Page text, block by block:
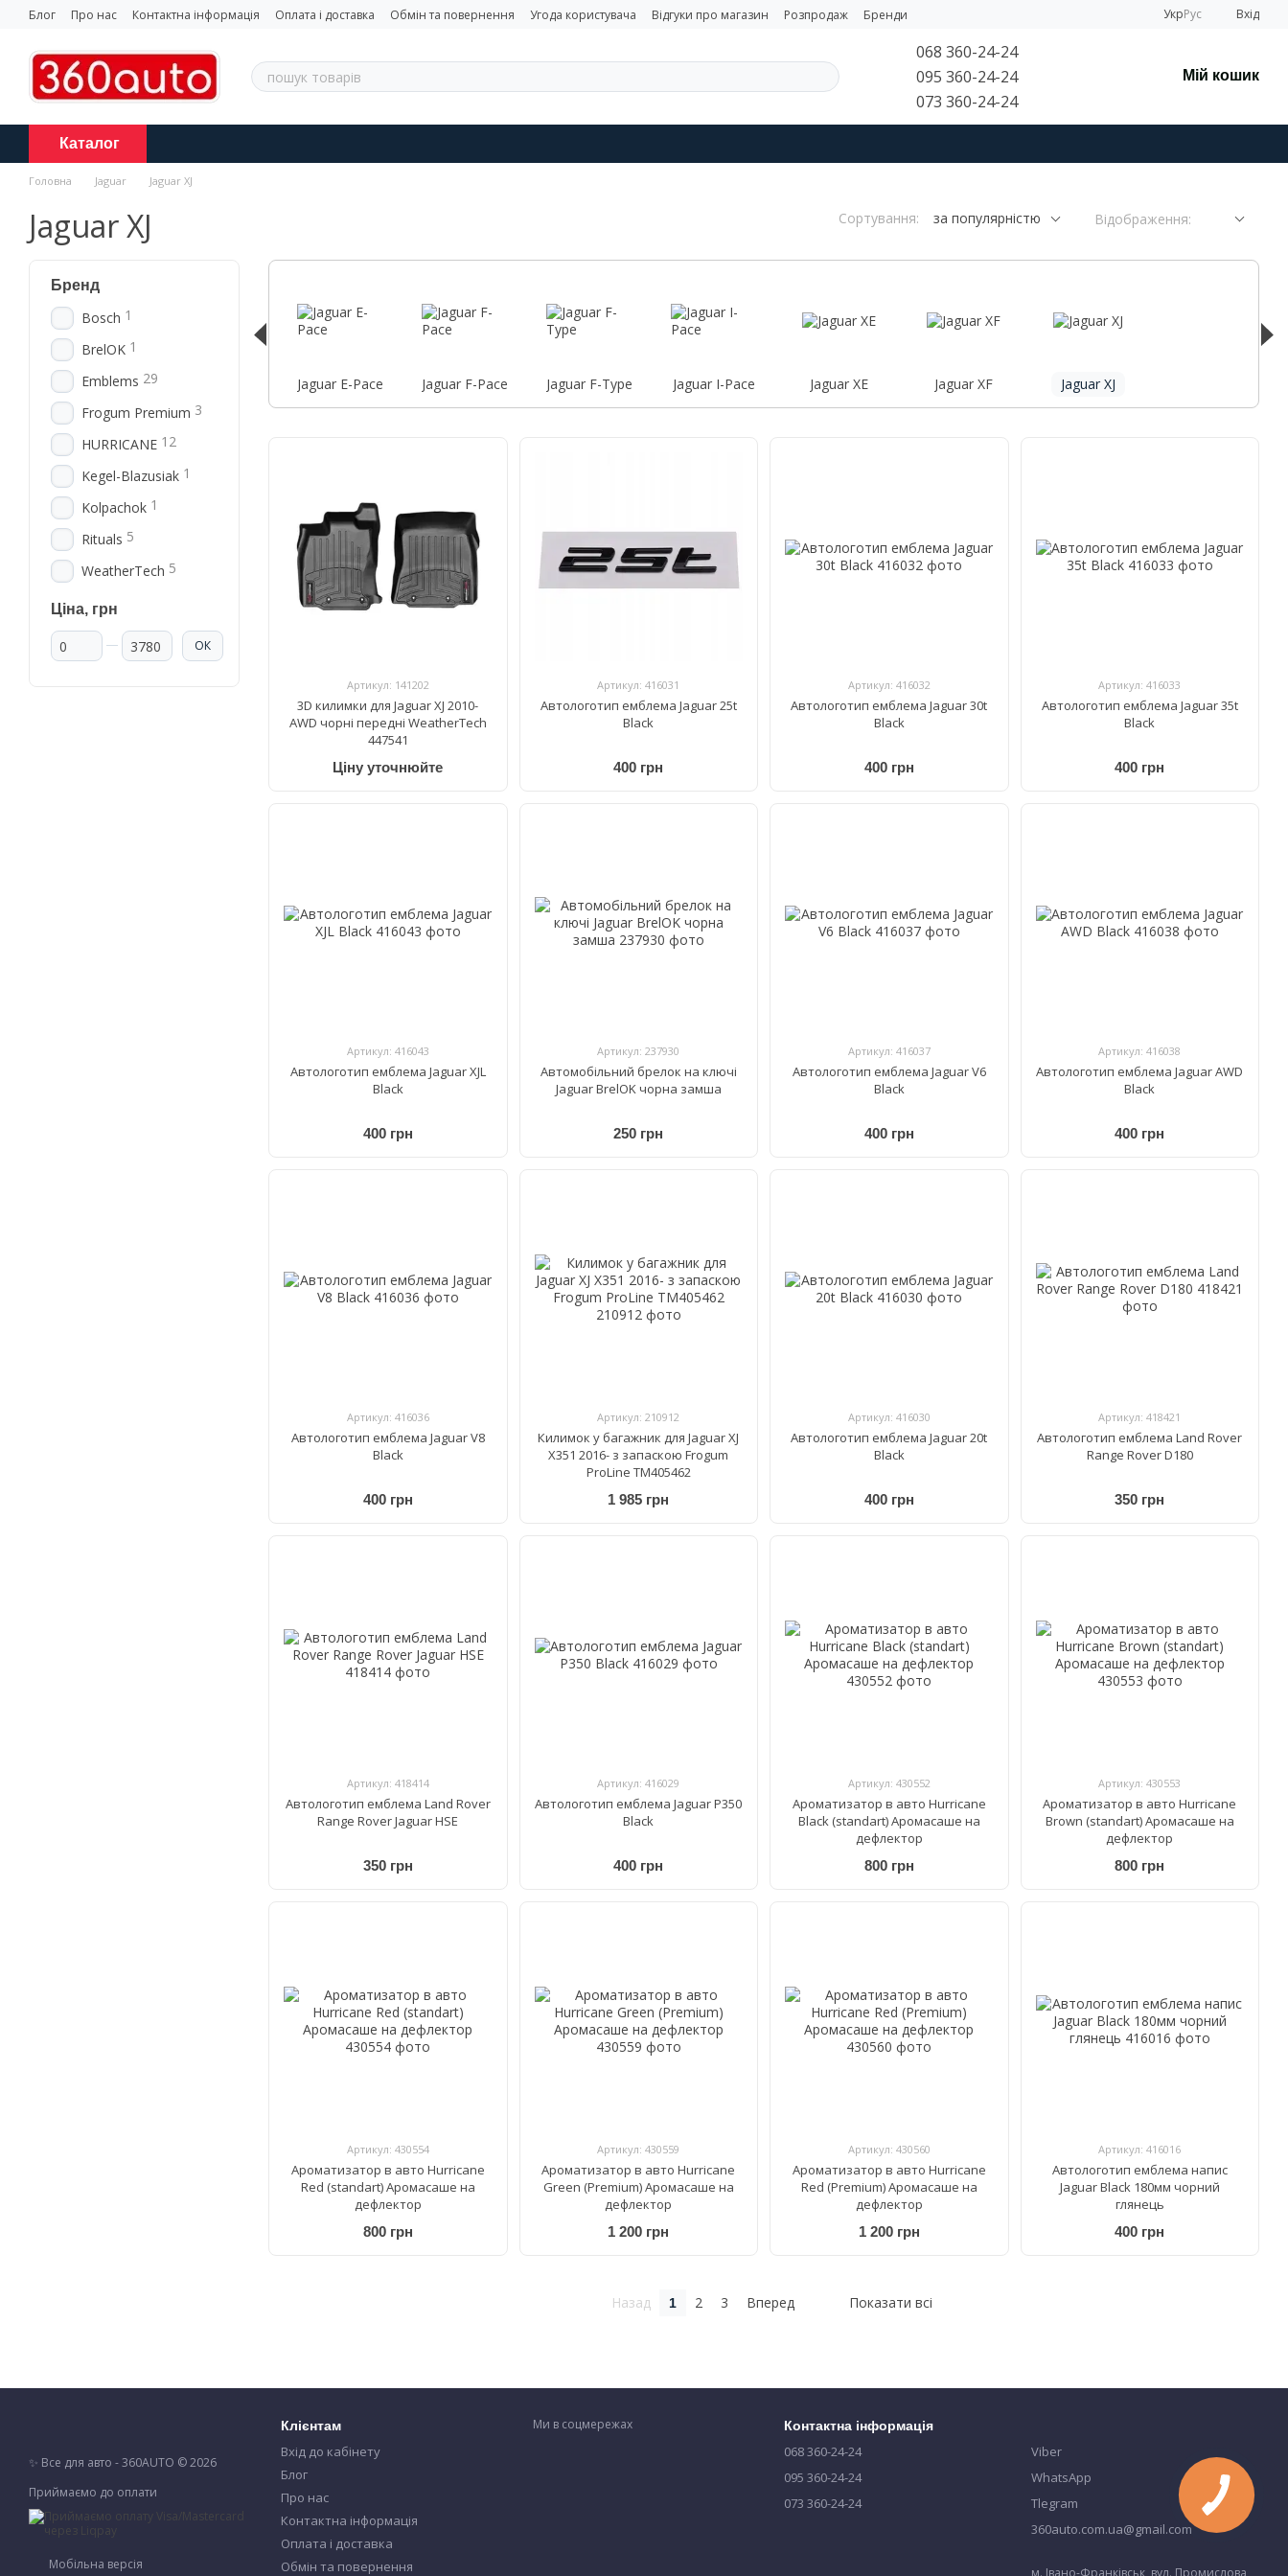
Перейти до основного контенту
Блог Про нас Контактна інформація Оплата і доставка Обмін та повернення Угода користувача Відгуки про магазин Розпродаж Бренди УкрРус Вхід
068 360-24-24
095 360-24-24
073 360-24-24
Мій кошик
Каталог
Головна Jaguar Jaguar XJ
Jaguar XJ Сортування: за популярністю Відображення:
Jaguar E-Pace Jaguar F-Pace Jaguar F-Type Jaguar I-Pace Jaguar XE Jaguar XF Jaguar XJ
Артикул: 141202
3D килимки для Jaguar XJ 2010-
AWD чорні передні WeatherTech
447541
Ціну уточнюйте
Артикул: 416031
Автологотип емблема Jaguar 25t
Black
400 грн
Артикул: 416032
Автологотип емблема Jaguar 30t
Black
400 грн
Артикул: 416033
Автологотип емблема Jaguar 35t
Black
400 грн
Артикул: 416043
Автологотип емблема Jaguar XJL
Black
400 грн
Артикул: 237930
Автомобільний брелок на ключі
Jaguar BrelOK чорна замша
250 грн
Артикул: 416037
Автологотип емблема Jaguar V6
Black
400 грн
Артикул: 416038
Автологотип емблема Jaguar AWD
Black
400 грн
Артикул: 416036
Автологотип емблема Jaguar V8
Black
400 грн
Артикул: 210912
Килимок у багажник для Jaguar XJ
X351 2016- з запаскою Frogum
ProLine TM405462
1 985 грн
Артикул: 416030
Автологотип емблема Jaguar 20t
Black
400 грн
Артикул: 418421
Автологотип емблема Land Rover
Range Rover D180
350 грн
Артикул: 418414
Автологотип емблема Land Rover
Range Rover Jaguar HSE
350 грн
Артикул: 416029
Автологотип емблема Jaguar P350
Black
400 грн
Артикул: 430552
Ароматизатор в авто Hurricane
Black (standart) Аромасаше на
дефлектор
800 грн
Артикул: 430553
Ароматизатор в авто Hurricane
Brown (standart) Аромасаше на
дефлектор
800 грн
Артикул: 430554
Ароматизатор в авто Hurricane
Red (standart) Аромасаше на
дефлектор
800 грн
Артикул: 430559
Ароматизатор в авто Hurricane
Green (Premium) Аромасаше на
дефлектор
1 200 грн
Артикул: 430560
Ароматизатор в авто Hurricane
Red (Premium) Аромасаше на
дефлектор
1 200 грн
Артикул: 416016
Автологотип емблема напис
Jaguar Black 180мм чорний
глянець
400 грн
Назад 1 2 3 Вперед Показати всі
Бренд
Bosch 1
BrelOK 1
Emblems 29
Frogum Premium 3
HURRICANE 12
Kegel-Blazusiak 1
Kolpachok 1
Rituals 5
WeatherTech 5
Ціна, грн
Від Ціна, грн
До Ціна, грн ОК
✨ Все для авто - 360AUTO © 2026
Приймаємо до оплати
Мобільна версія
Клієнтам
Вхід до кабінету
Блог
Про нас
Контактна інформація
Оплата і доставка
Обмін та повернення
Ми в соцмережах Контактна інформація
068 360-24-24
095 360-24-24
073 360-24-24
Viber
WhatsApp
Tlegram
360auto.com.ua@gmail.com